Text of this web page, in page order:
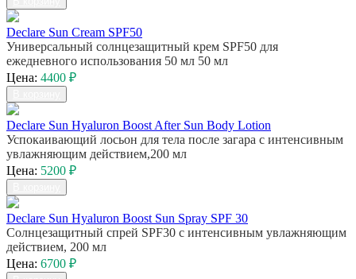
Declare Sun Cream SPF50
Универсальный солнцезащитный крем SPF50 для
ежедневного использования 50 мл 50 мл
Цена: 4400 ₽
Declare Sun Hyaluron Boost After Sun Body Lotion
Успокаивающий лосьон для тела после загара с интенсивным
увлажняющим действием,200 мл
Цена: 5200 ₽
Declare Sun Hyaluron Boost Sun Spray SPF 30
Солнцезащитный спрей SPF30 с интенсивным увлажняющим
действием, 200 мл
Цена: 6700 ₽